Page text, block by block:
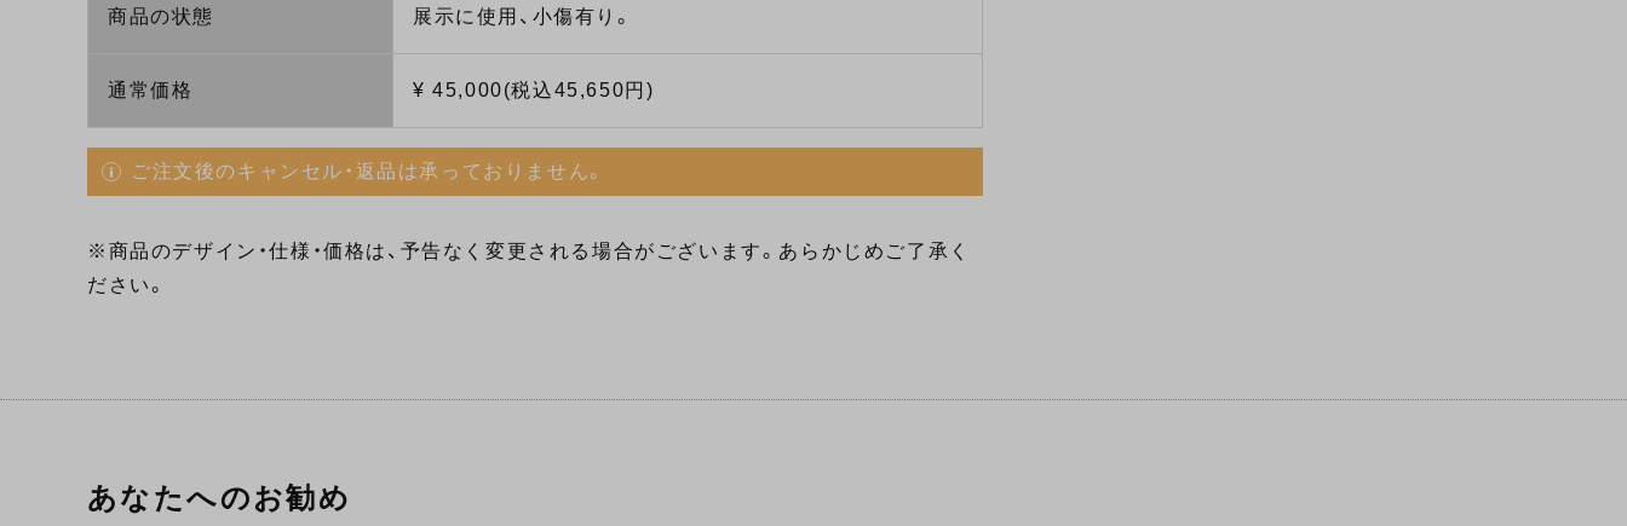
商品の状態 展示に使用、小傷有り。
通常価格 ¥ 45,000(税込45,650円)
ご注文後のキャンセル・返品は承っておりません。
※商品のデザイン・仕様・価格は、予告なく変更される場合がございます。あらかじめご了承く
ださい。
あなたへのお勧め